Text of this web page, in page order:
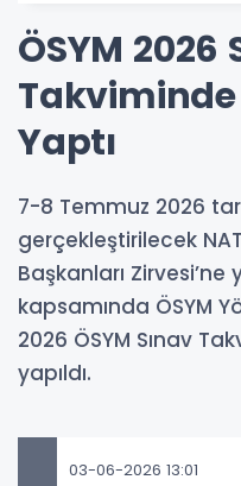
ÖSYM 2026
Yaptı
7-8 Temmuz 2026
gerçekleştirilecek
Başkanları
kapsamında ÖSYM
2026 ÖSYM Sınav
yapıldı.
03-06-2026 13:01